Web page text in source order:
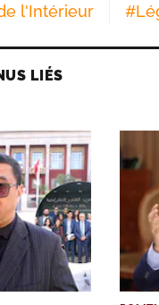
l'Intérieur #
LIÉS